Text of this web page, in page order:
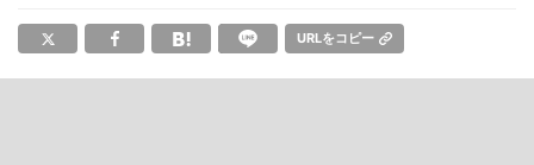
URLをコピー